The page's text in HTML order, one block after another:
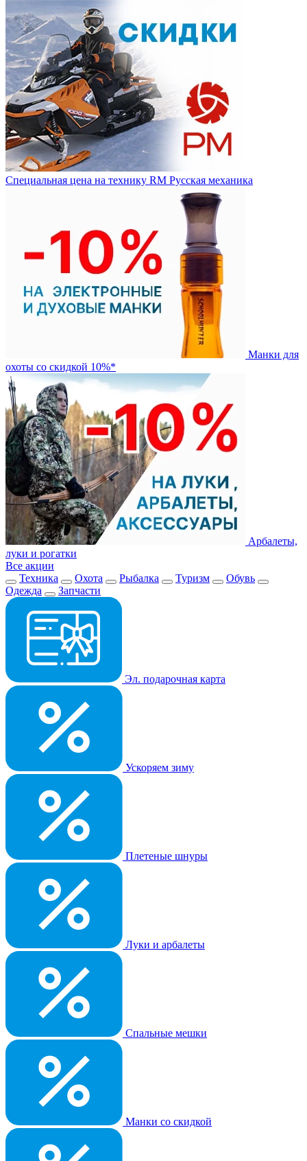
Специальная цена на технику RM Русская механика
Манки для
охоты со скидкой 10%*
Арбалеты,
луки и рогатки
Все акции
Техника
Охота Рыбалка Туризм
Обувь
Одежда
Запчасти
Эл. подарочная карта
Ускоряем зиму
Плетеные шнуры
Луки и арбалеты
Спальные мешки
Манки со скидкой